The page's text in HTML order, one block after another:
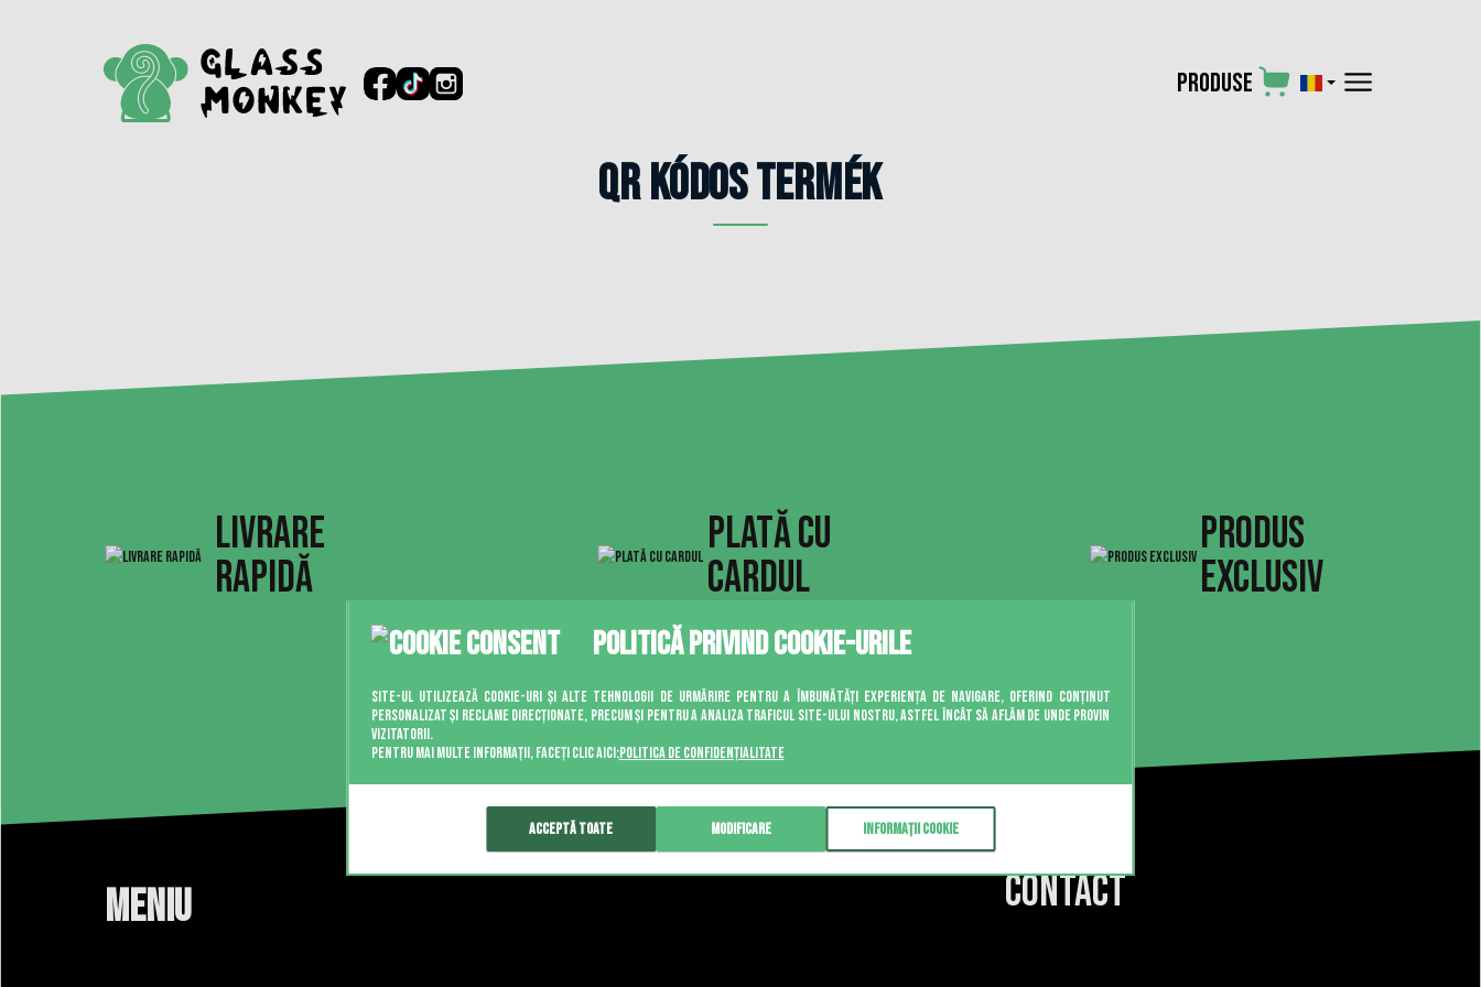
PRODUSE
Qr kódos termék
LIVRARE
RAPIDĂ
PLATĂ CU
CARDUL
PRODUS
EXCLUSIV
MENIU CONTACT
Politică privind cookie-urile
Site-ul utilizează cookie-uri și alte tehnologii de urmărire pentru a îmbunătăți experiența de navigare, oferind conținut
personalizat și reclame direcționate, precum și pentru a analiza traficul site-ului nostru, astfel încât să aflăm de unde provin
vizitatorii.
Pentru mai multe informații, faceți clic aici:Politica de confidențialitate
Acceptă toate Modificare Informații cookie